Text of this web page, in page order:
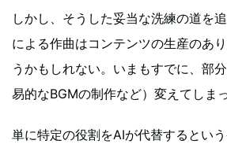
しかし、そうした妥当な洗練の道を
による作曲はコンテンツの生産のあ
うかもしれない。いまもすでに、部
易的なBGMの制作など）変えてしま
単に特定の役割をAIが代替するとい